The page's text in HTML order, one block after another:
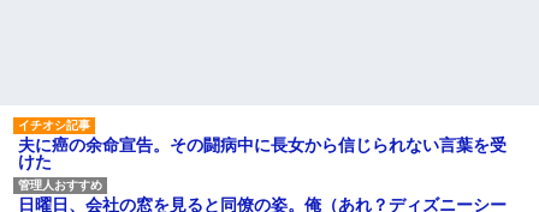
のお茶？」彼「ちっ！」私「」
【GIF】JSのカンチョーワロ
タ
後続車にクラクションを鳴ら
され彼氏が逆切れ。「何クラク
夫に癌の余命宣告。その闘病中に長女から信じられない言葉を受
けた
日曜日、会社の窓を見ると同僚の姿。俺（あれ？ディズニーシー